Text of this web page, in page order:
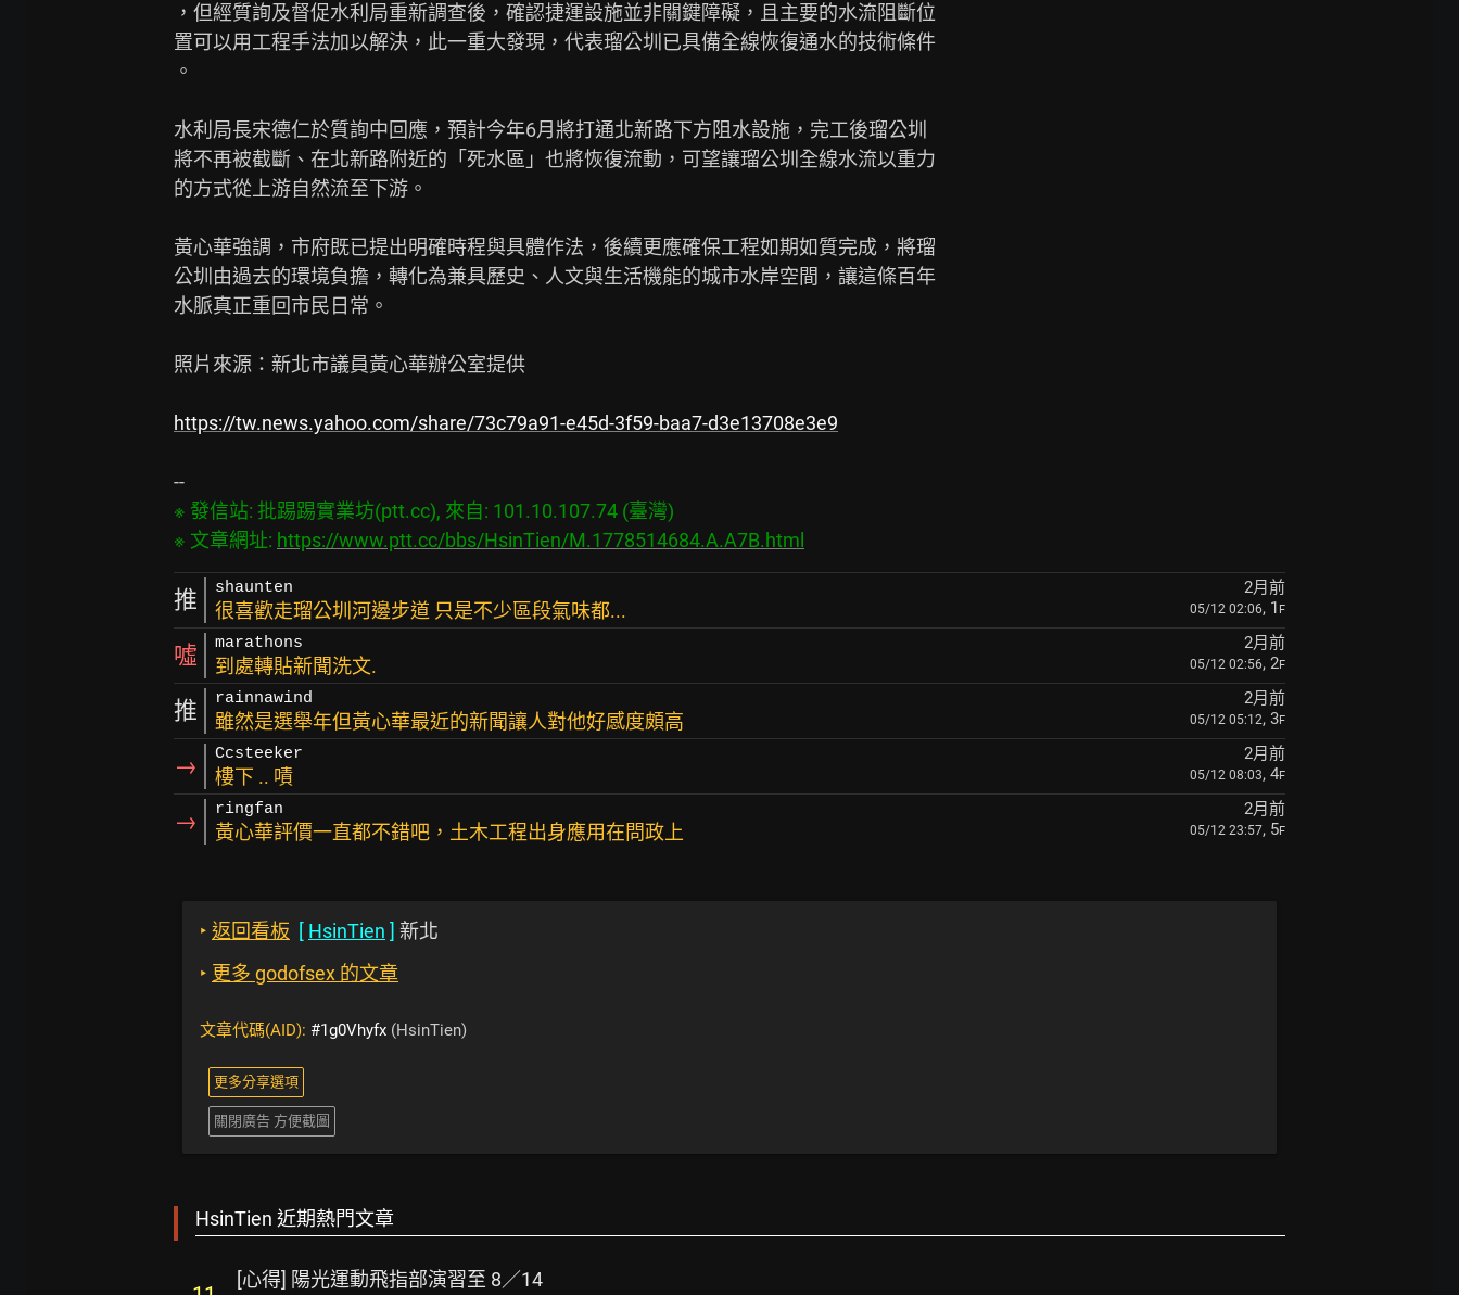
，但經質詢及督促水利局重新調查後，確認捷運設施並非關鍵障礙，且主要的水流阻斷位
置可以用工程手法加以解決，此一重大發現，代表瑠公圳已具備全線恢復通水的技術條件
。
水利局長宋德仁於質詢中回應，預計今年6月將打通北新路下方阻水設施，完工後瑠公圳
將不再被截斷、在北新路附近的「死水區」也將恢復流動，可望讓瑠公圳全線水流以重力
的方式從上游自然流至下游。
黃心華強調，市府既已提出明確時程與具體作法，後續更應確保工程如期如質完成，將瑠
公圳由過去的環境負擔，轉化為兼具歷史、人文與生活機能的城市水岸空間，讓這條百年
水脈真正重回市民日常。
照片來源：新北市議員黃心華辦公室提供
https://tw.news.yahoo.com/share/73c79a91-e45d-3f59-baa7-d3e13708e3e9
※ 發信站: 批踢踢實業坊(ptt.cc), 來自: 101.10.107.74 (臺灣)
※ 文章網址: https://www.ptt.cc/bbs/HsinTien/M.1778514684.A.A7B.html
推 shaunten 2月前
很喜歡走瑠公圳河邊步道 只是不少區段氣味都... 05/12 02:06, 1 F
噓 marathons 2月前
到處轉貼新聞洗文. 05/12 02:56, 2F
推 rainnawind 2月前
雖然是選舉年但黃心華最近的新聞讓人對他好感度頗高 05/12 05:12, 3F
→ Ccsteeker 2月前
樓下 .. 嘖 05/12 08:03, 4F
→ ringfan 2月前
黃心華評價一直都不錯吧，土木工程出身應用在問政上 05/12 23:57, 5F
‣ 返回看板 [ HsinTien ] 新北
‣ 更多 godofsex 的文章
文章代碼(AID): #1g0Vhyfx (HsinTien)
更多分享選項
關閉廣告 方便截圖
HsinTien 近期熱門文章
[心得] 陽光運動飛指部演習至 8／14